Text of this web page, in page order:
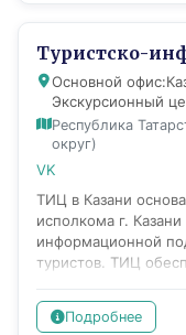
главная задача –
является душой и
Туристско-
Основной
Экскурсионный
Республика
округ)
VK
ТИЦ в Казани
исполкома г.
информационной
туристов. ТИЦ
международном
города иПодробнее